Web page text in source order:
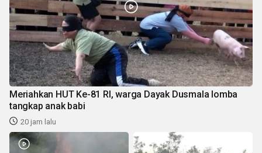
Meriahkan HUT Ke-81 RI, warga Dayak Dusmala lomba
tangkap anak babi
20 jam lalu